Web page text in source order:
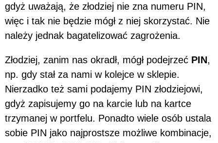
gdyż uważają, że złodziej nie zna numeru PIN,
więc i tak nie będzie mógł z niej skorzystać. Nie
należy jednak bagatelizować zagrożenia.
Złodziej, zanim nas okradł, mógł podejrzeć PIN,
np. gdy stał za nami w kolejce w sklepie.
Nierzadko też sami podajemy PIN złodziejowi,
gdyż zapisujemy go na karcie lub na kartce
trzymanej w portfelu. Ponadto wiele osób ustala
sobie PIN jako najprostsze możliwe kombinacje,